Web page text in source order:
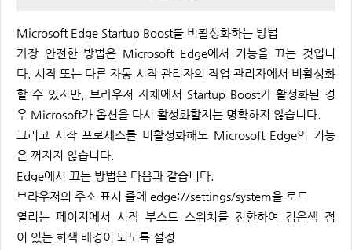
Microsoft Edge Startup Boost를 비활성화하는 방법
가장 안전한 방법은 Microsoft Edge에서 기능을 끄는 것입니
다. 시작 또는 다른 자동 시작 관리자의 작업 관리자에서 비활성화
할 수 있지만, 브라우저 자체에서 Startup Boost가 활성화된 경
우 Microsoft가 옵션을 다시 활성화할지는 명확하지 않습니다.
그리고 시작 프로세스를 비활성화해도 Microsoft Edge의 기능
은 꺼지지 않습니다.
Edge에서 끄는 방법은 다음과 같습니다.
브라우저의 주소 표시 줄에 edge://settings/system을 로드
열리는 페이지에서 시작 부스트 스위치를 전환하여 검은색 점
이 있는 회색 배경이 되도록 설정